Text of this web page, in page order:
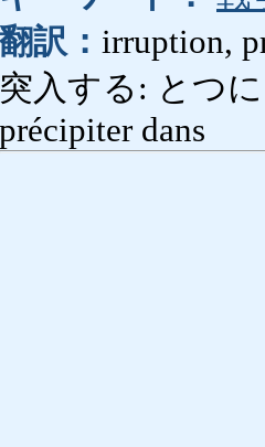
翻訳： irruption,
突入する: とつ
précipiter dans